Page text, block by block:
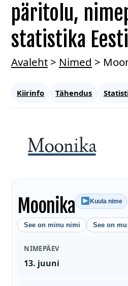
päritolu,
statistika
Avaleht> Nimed >
Kiirinfo Tähendus
Moonika Kuula nime
See on minu nimi See on
NIMEPÄEV
13. juuni